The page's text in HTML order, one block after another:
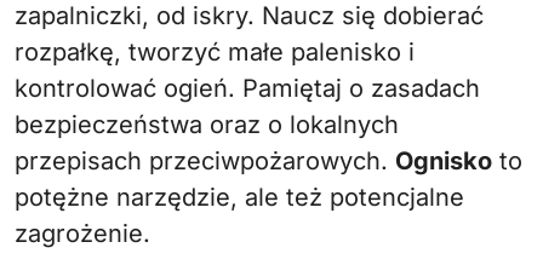
zapalniczki, od iskry. Naucz się dobierać
rozpałkę, tworzyć małe palenisko i
kontrolować ogień. Pamiętaj o zasadach
bezpieczeństwa oraz o lokalnych
przepisach przeciwpożarowych. Ognisko to
potężne narzędzie, ale też potencjalne
zagrożenie.